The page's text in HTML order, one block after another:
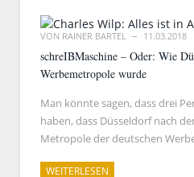
VON RAINER BARTEL 11.03.2018
schreIBMaschine – Oder: Wie
Werbemetropole wurde
Man könnte sagen, dass drei
haben, dass Düsseldorf nach
Metropole der deutschen
WEITERLESEN